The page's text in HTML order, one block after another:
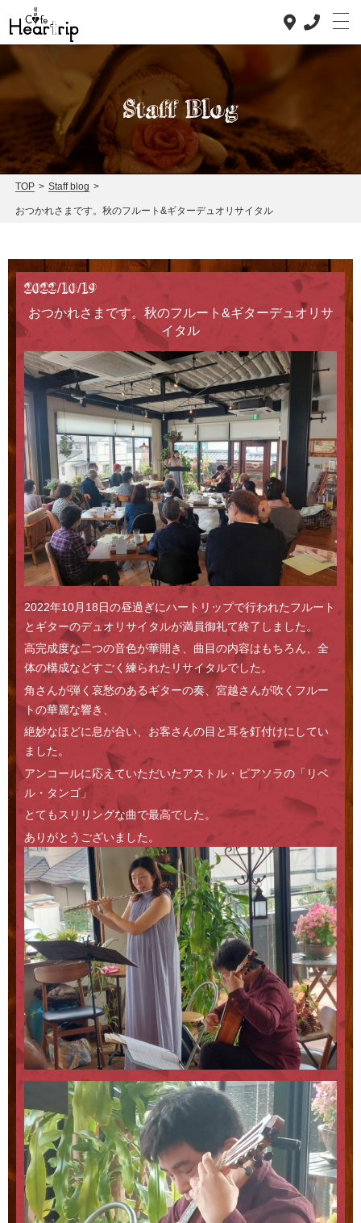
Concept
News
Staff blog
Access
Staff Blog
TOP > Staff blog >
おつかれさまです。秋のフルート&ギターデュオリサイタル
2022/10/19
おつかれさまです。秋のフルート&ギターデュオリサ
イタル
2022年10月18日の昼過ぎにハートリップで行われたフルート
とギターのデュオリサイタルが満員御礼て終了しました。
高完成度な二つの音色が華開き、曲目の内容はもちろん、全
体の構成などすごく練られたリサイタルでした。
角さんが弾く哀愁のあるギターの奏、宮越さんが吹くフルー
トの華麗な響き、
絶妙なほどに息が合い、お客さんの目と耳を釘付けにしてい
ました。
アンコールに応えていただいたアストル・ピアソラの「リベ
ル・タンゴ」
とてもスリリングな曲で最高でした。
ありがとうございました。